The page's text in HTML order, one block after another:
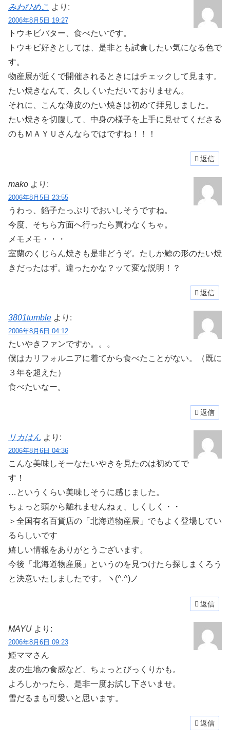
みわひめこ より:
2006年8月5日 19:27
トウキビバター、食べたいです。
トウキビ好きとしては、是非とも試食したい気になる色で
す。
物産展が近くで開催されるときにはチェックして見ます。
たい焼きなんて、久しくいただいておりません。
それに、こんな薄皮のたい焼きは初めて拝見しました。
たい焼きを切腹して、中身の様子を上手に見せてくださる
のもＭＡＹＵさんならではですね！！！
返信
mako より:
2006年8月5日 23:55
うわっ、餡子たっぷりでおいしそうですね。
今度、そちら方面へ行ったら買わなくちゃ。
メモメモ・・・
室蘭のくじらん焼きも是非どうぞ。たしか鯨の形のたい焼
きだったはず。違ったかな？ッて変な説明！？
返信
3801tumble より:
2006年8月6日 04:12
たいやきファンですか。。。
僕はカリフォルニアに着てから食べたことがない。（既に
３年を超えた）
食べたいなー。
返信
リカはん より:
2006年8月6日 04:36
こんな美味しそーなたいやきを見たのは初めてで
す！
…というくらい美味しそうに感じました。
ちょっと頭から離れませんねぇ、しくしく・・
＞全国有名百貨店の「北海道物産展」でもよく登場してい
るらしいです
嬉しい情報をありがとうございます。
今後「北海道物産展」というのを見つけたら探しまくろう
と決意いたしましたです。ヽ(^.^)ノ
返信
MAYU より:
2006年8月6日 09:23
姫ママさん
皮の生地の食感など、ちょっとびっくりかも。
よろしかったら、是非一度お試し下さいませ。
雪だるまも可愛いと思います。
返信